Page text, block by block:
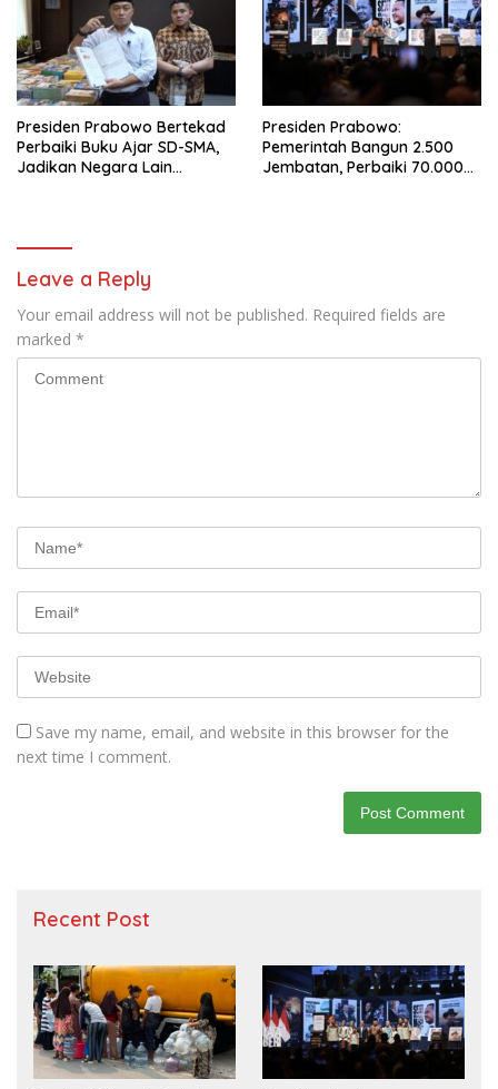
Presiden Prabowo Bertekad
Perbaiki Buku Ajar SD-SMA,
Jadikan Negara Lain
Presiden Prabowo:
Pemerintah Bangun 2.500
Jembatan, Perbaiki 70.000
Leave a Reply
Your email address will not be published. Required fields are
marked *
Save my name, email, and website in this browser for the
next time I comment.
Recent Post